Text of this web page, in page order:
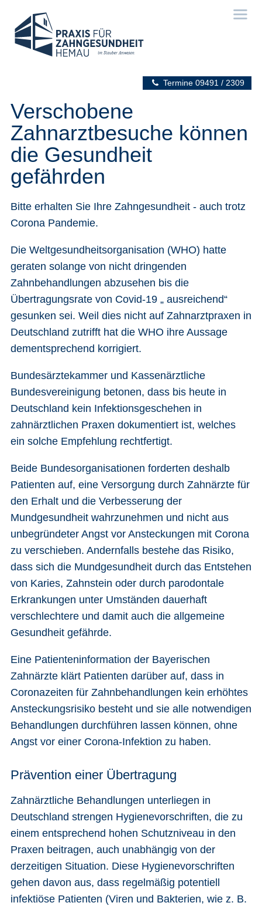
Termine 09491 / 2309
Verschobene
Zahnarztbesuche können
die Gesundheit
gefährden
Bitte erhalten Sie Ihre Zahngesundheit - auch trotz
Corona Pandemie.
Die Weltgesundheitsorganisation (WHO) hatte
geraten solange von nicht dringenden
Zahnbehandlungen abzusehen bis die
Übertragungsrate von Covid-19 „ ausreichend“
gesunken sei. Weil dies nicht auf Zahnarztpraxen in
Deutschland zutrifft hat die WHO ihre Aussage
dementsprechend korrigiert.
Bundesärztekammer und Kassenärztliche
Bundesvereinigung betonen, dass bis heute in
Deutschland kein Infektionsgeschehen in
zahnärztlichen Praxen dokumentiert ist, welches
ein solche Empfehlung rechtfertigt.
Beide Bundesorganisationen forderten deshalb
Patienten auf, eine Versorgung durch Zahnärzte für
den Erhalt und die Verbesserung der
Mundgesundheit wahrzunehmen und nicht aus
unbegründeter Angst vor Ansteckungen mit Corona
zu verschieben. Andernfalls bestehe das Risiko,
dass sich die Mundgesundheit durch das Entstehen
von Karies, Zahnstein oder durch parodontale
Erkrankungen unter Umständen dauerhaft
verschlechtere und damit auch die allgemeine
Gesundheit gefährde.
Eine Patienteninformation der Bayerischen
Zahnärzte klärt Patienten darüber auf, dass in
Coronazeiten für Zahnbehandlungen kein erhöhtes
Ansteckungsrisiko besteht und sie alle notwendigen
Behandlungen durchführen lassen können, ohne
Angst vor einer Corona-Infektion zu haben.
Prävention einer Übertragung
Zahnärztliche Behandlungen unterliegen in
Deutschland strengen Hygienevorschriften, die zu
einem entsprechend hohen Schutzniveau in den
Praxen beitragen, auch unabhängig von der
derzeitigen Situation. Diese Hygienevorschriften
gehen davon aus, dass regelmäßig potentiell
infektiöse Patienten (Viren und Bakterien, wie z. B.